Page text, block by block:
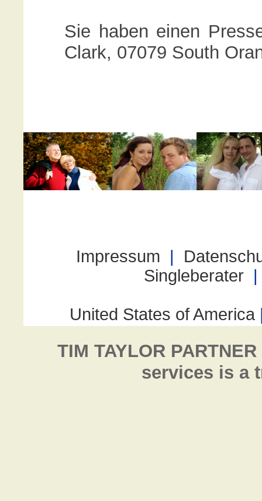
Sie haben einen
Clark, 07079 South
TIM TAYLOR
services is a